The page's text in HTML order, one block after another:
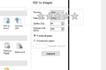
Rating 1 star
2 stars
3 stars
4 stars
5 stars